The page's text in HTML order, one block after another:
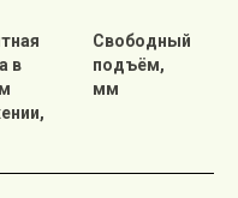
в
Свободный
подъём,
мм